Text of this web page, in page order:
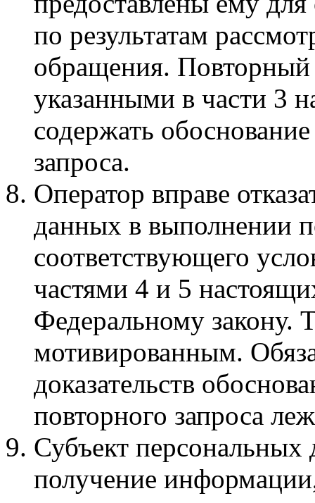
по результатам
обращения. Повторный
указанными в части 3
содержать
запроса.
Оператор вправе
данных в выполнении
соответствующего
частями 4 и 5
Федеральному закону.
мотивированным.
доказательств
повторного запроса
Субъект
получение